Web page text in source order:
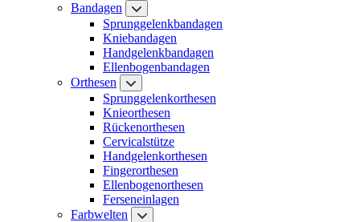
Bandagen
Sprunggelenkbandagen
Kniebandagen
Handgelenkbandagen
Ellenbogenbandagen
Orthesen
Sprunggelenkorthesen
Knieorthesen
Rückenorthesen
Cervicalstütze
Handgelenkorthesen
Fingerorthesen
Ellenbogenorthesen
Ferseneinlagen
Farbwelten